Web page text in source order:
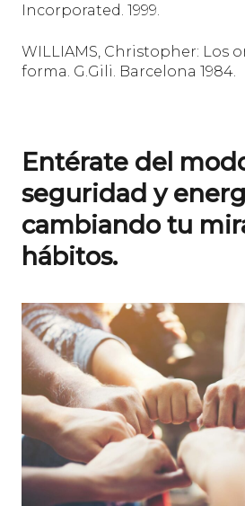
Incorporated. 1999.
WILLIAMS, Christopher: Los
forma. G.Gili. Barcelona 1984.
Entérate del
seguridad y
cambiando tu
hábitos.